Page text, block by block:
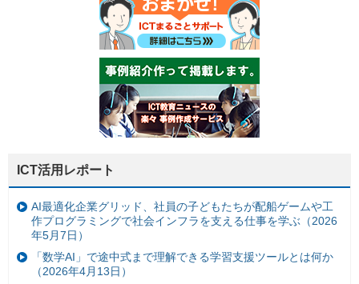
ICT活用レポート
AI最適化企業グリッド、社員の子どもたちが配船ゲームや工
作プログラミングで社会インフラを支える仕事を学ぶ（2026
年5月7日）
「数学AI」で途中式まで理解できる学習支援ツールとは何か
（2026年4月13日）